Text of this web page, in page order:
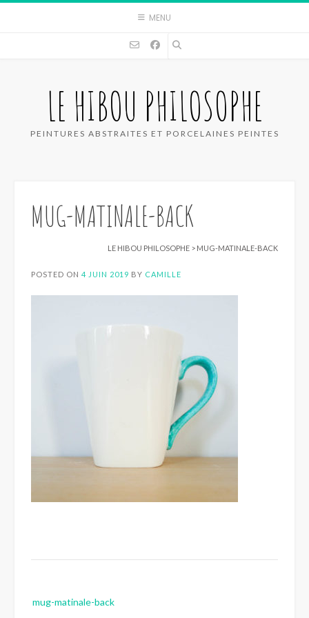
Skip
MENU
LE HIBOU PHILOSOPHE
PEINTURES ABSTRAITES ET PORCELAINES PEINTES
MUG-MATINALE-BACK
LE HIBOU PHILOSOPHE > MUG-MATINALE-BACK
POSTED ON 4 JUIN 2019 BY CAMILLE
navigation
mug-matinale-back